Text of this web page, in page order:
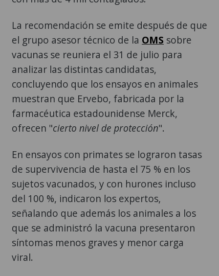
La recomendación se emite después de que
el grupo asesor técnico de la OMS sobre
vacunas se reuniera el 31 de julio para
analizar las distintas candidatas,
concluyendo que los ensayos en animales
muestran que Ervebo, fabricada por la
farmacéutica estadounidense Merck,
ofrecen "cierto nivel de protección".
En ensayos con primates se lograron tasas
de supervivencia de hasta el 75 % en los
sujetos vacunados, y con hurones incluso
del 100 %, indicaron los expertos,
señalando que además los animales a los
que se administró la vacuna presentaron
síntomas menos graves y menor carga
viral.